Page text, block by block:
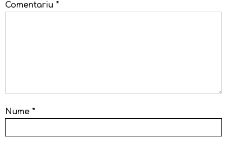
Comentariu *
Nume *